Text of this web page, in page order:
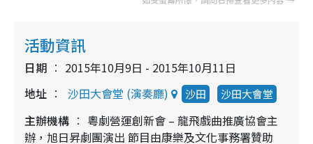
活動資訊
日期
2015年10月9日 - 2015年10月11日
地址
沙田大會堂 (演奏廳) 沙田 沙田大會堂
主辦機構
粵劇營運創新會 – 龍飛戲曲推廣協會主
辦，旭日昇劇團演出 節目由康樂及文化事務署贊助